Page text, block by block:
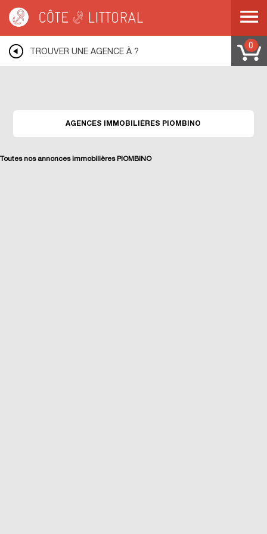
Warning : Undefined variable $idUser in
/var/www/mobile.cotelittoral.fr/annuaire.php
Côte & Littoral>Les agences du littoral>Agences immobili&eagrave;res
LIVORNO
Agences immobili&eagrave;res PIOMBINO
TROUVER UNE AGENCE À ?
0
AGENCES IMMOBILIÈRES PIOMBINO
Toutes nos annonces immobilières PIOMBINO